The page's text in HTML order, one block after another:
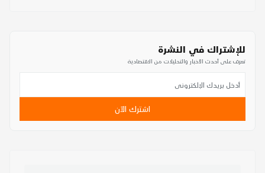
للإشتراك في النشرة
تعرف على أحدث الأخبار والتحليلات من الاقتصادية
اشترك الآن